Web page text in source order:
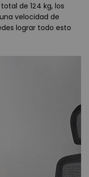
de 124 kg, los
velocidad de
lograr todo esto